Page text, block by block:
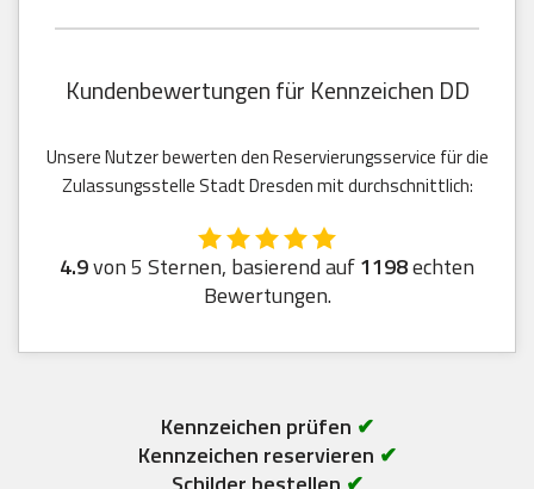
Kundenbewertungen für Kennzeichen DD
Unsere Nutzer bewerten den Reservierungsservice für die
Zulassungsstelle Stadt Dresden mit durchschnittlich:
4.9von 5 Sternen, basierend auf1198echten
Bewertungen.
Kennzeichen prüfen ✔
Kennzeichen reservieren ✔